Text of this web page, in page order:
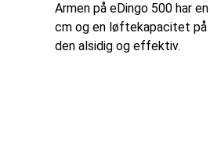
Armen på eDingo 500 har
cm og en løftekapacitet på
den alsidig og effektiv.